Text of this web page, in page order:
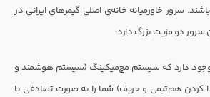
سرور خاورمیانه خانه‌ی اصلی گیمرهای ایرانی در
دو مزیت بزرگ دارد:
وجود دارد که سیستم مچ‌میکینگ (سیستم هوشمند و
کردن هم‌تیمی و حریف) شما را به صورت تصادفی با